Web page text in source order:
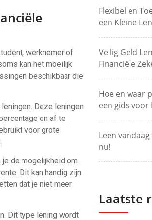
werknemer of
kan het moeilijk
beschikbaar die
Deze leningen
en af te
voor grote
je de mogelijkheid om
Dit kan handig zijn
dat je niet meer
Dit type lening wordt
Flexibel en
een Kleine
Veilig Geld
Financiële
Hoe en waar
een gids voor
Leen
nu!
Laatste